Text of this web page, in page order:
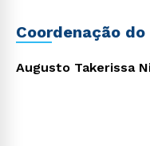
Coordenação do
Augusto Takerissa
Rápido e fácil